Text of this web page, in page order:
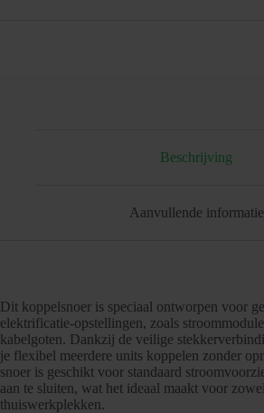
Beschrijving
Aanvullende informatie
Dit koppelsnoer is speciaal ontworpen voor
elektrificatie-opstellingen, zoals
kabelgoten. Dankzij de veilige
je flexibel meerdere units koppelen zonder
snoer is geschikt voor standaard
aan te sluiten, wat het ideaal maakt voor
thuiswerkplekken.